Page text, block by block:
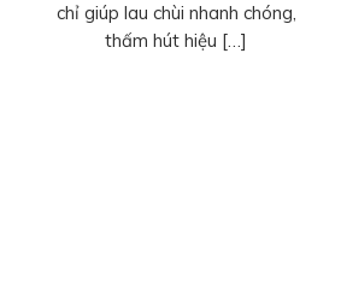
chỉ giúp lau chùi nhanh chóng,
thấm hút hiệu […]